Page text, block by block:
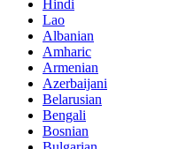
Hindi
Lao
Albanian
Amharic
Armenian
Azerbaijani
Belarusian
Bengali
Bosnian